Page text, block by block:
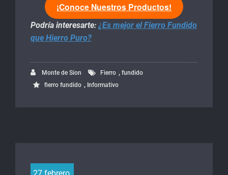
¡Conoce Nuestros Productos!
Podría interesarte: ¿Es mejor el Fierro Fundido
que Hierro Puro?
Monte de Sion Fierro , fundido
fierro fundido , Informativo